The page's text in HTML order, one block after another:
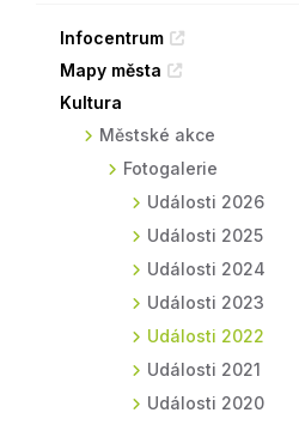
Sodomkovo Vysoké Mýto
Festival Hudba pomáhá
Komise
Termíny
Symboly města
Infocentrum
Mapy města
Kultura
Městské akce
Fotogalerie
Události 2026
Události 2025
Události 2024
Události 2023
Události 2022
Události 2021
Události 2020